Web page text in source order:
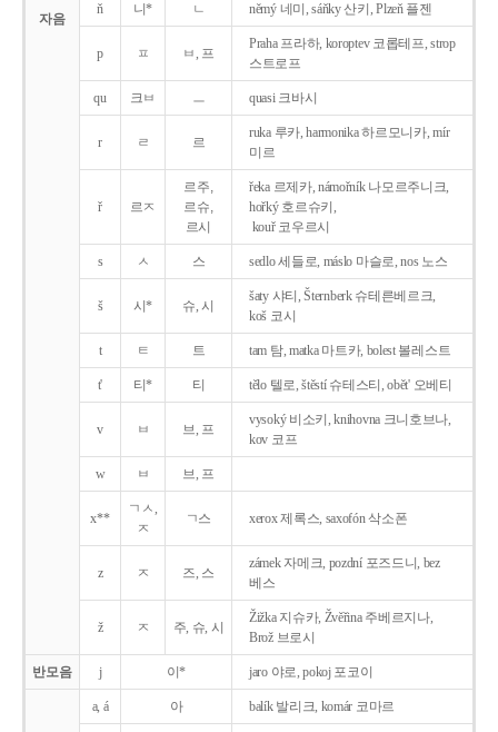
자음
ň 니* ㄴ němý 네미, sáňky 산키, Plzeň 플젠
p ㅍ ㅂ, 프
Praha 프라하, koroptev 코롭테프, strop
스트로프
qu 크ㅂ ㅡ quasi 크바시
r ㄹ 르
ruka 루카, harmonika 하르모니카, mír
미르
ř 르ㅈ
르주,
르슈,
르시
řeka 르제카, námořník 나모르주니크,
hořký 호르슈키,
kouř 코우르시
s ㅅ 스 sedlo 세들로, máslo 마슬로, nos 노스
š 시* 슈, 시
šaty 샤티, Šternberk 슈테른베르크,
koš 코시
t ㅌ 트 tam 탐, matka 마트카, bolest 볼레스트
t' 티* 티 tělo 텔로, štěstí 슈테스티, obět' 오베티
v ㅂ 브, 프
vysoký 비소키, knihovna 크니호브나,
kov 코프
w ㅂ 브, 프
x**
ㄱㅅ,
ㅈ
ㄱ스 xerox 제록스, saxofón 삭소폰
z ㅈ 즈, 스
zámek 자메크, pozdní 포즈드니, bez
베스
ž ㅈ 주, 슈, 시
Žižka 지슈카, Žvěřina 주베르지나,
Brož 브로시
반모음 j 이* jaro 야로, pokoj 포코이
a, á 아 balík 발리크, komár 코마르